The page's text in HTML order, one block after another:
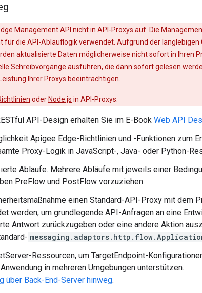
Management API nicht in API-Proxys auf. Die
für die API-Ablauflogik verwendet. Aufgrund der langlebigen
aktualisierte Daten möglicherweise nicht sofort in Ihren
Schreibvorgänge ausführen, die dann sofort gelesen
Ihrer Proxys beeinträchtigen.
oder Node.js in API-Proxys.
API-Design erhalten Sie im E-Book Web API
Apigee Edge-Richtlinien und -Funktionen zum
Proxy-Logik in JavaScript-, Java- oder Python-
Abläufe. Mehrere Abläufe mit jeweils einer
PreFlow und PostFlow vorzuziehen.
einen Standard-API-Proxy mit dem
werden, um grundlegende API-Anfragen an eine
Antwort zurückzugeben oder eine andere Aktion
Ressourcen, um TargetEndpoint-
in mehreren Umgebungen unterstützen.
über Back-End-Server hinweg.